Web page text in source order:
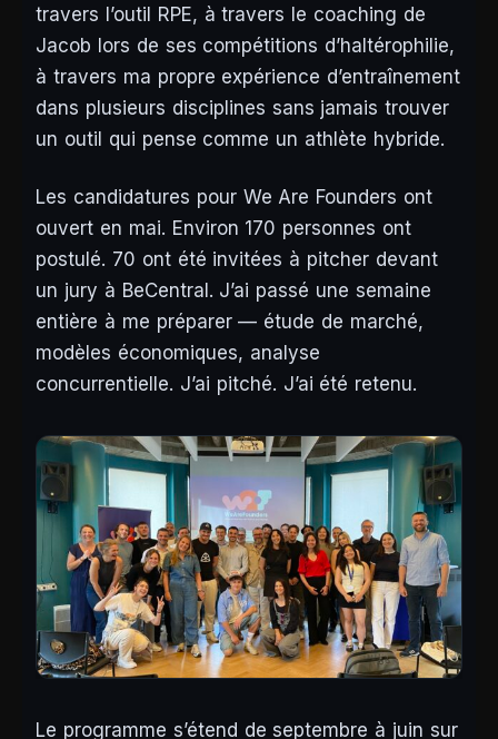
travers l’outil RPE, à travers le coaching de
Jacob lors de ses compétitions d’haltérophilie,
à travers ma propre expérience d’entraînement
dans plusieurs disciplines sans jamais trouver
un outil qui pense comme un athlète hybride.
Les candidatures pour We Are Founders ont
ouvert en mai. Environ 170 personnes ont
postulé. 70 ont été invitées à pitcher devant
un jury à BeCentral. J’ai passé une semaine
entière à me préparer — étude de marché,
modèles économiques, analyse
concurrentielle. J’ai pitché. J’ai été retenu.
Le programme s’étend de septembre à juin sur